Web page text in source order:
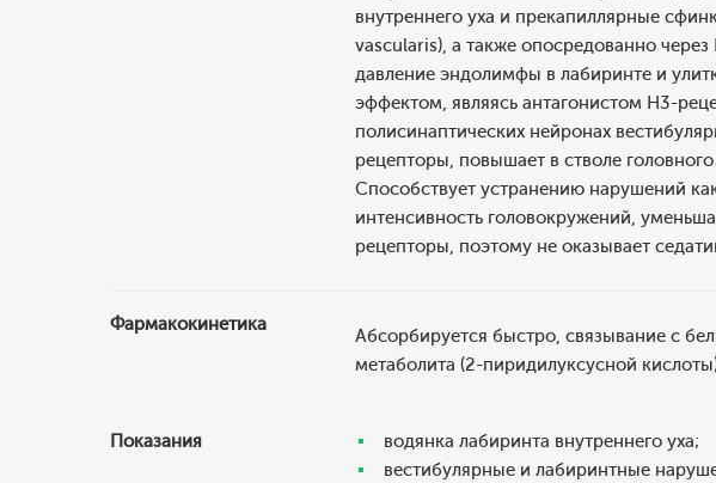
внутреннего уха и прекапиллярные
vascularis), а также опосредованно
давление эндолимфы в лабиринте и
эффектом, являясь антагонистом H3-
полисинаптических нейронах
рецепторы, повышает в стволе
Способствует устранению нарушений
интенсивность головокружений,
рецепторы, поэтому не оказывает
Фармакокинетика
Абсорбируется быстро, связывание с
метаболита (2-пиридилуксусной
Показания
водянка лабиринта внутреннего уха;
вестибулярные и лабиринтные